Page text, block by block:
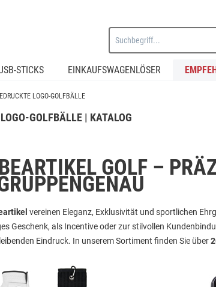
STICKS EINKAUFSWAGENLÖSER
LOGO-GOLFBÄLLE
GOLFBÄLLE | KATALOG
GOLF –
vereinen Eleganz, Exklusivität und sportlichen
Geschenk, als Incentive oder zur stilvollen
Eindruck. In unserem Sortiment finden Sie über